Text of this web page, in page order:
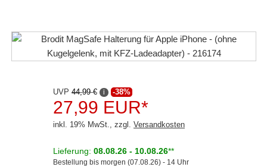
Aktivsystemadapter
Antennenadapter
Antennensplitter
Antennenstab
Antennenstecker
UVP 44,99 € i -38%
27,99 EUR*
inkl. 19% MwSt., zzgl. Versandkosten
Lieferung: 08.08.26 - 10.08.26**
Bestellung bis morgen (07.08.26) - 14 Uhr